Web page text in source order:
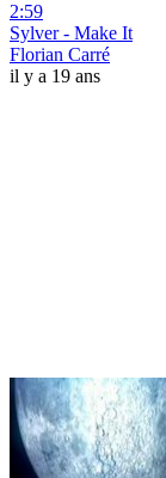
2:59
Sylver - Make It
Florian Carré
il y a 19 ans